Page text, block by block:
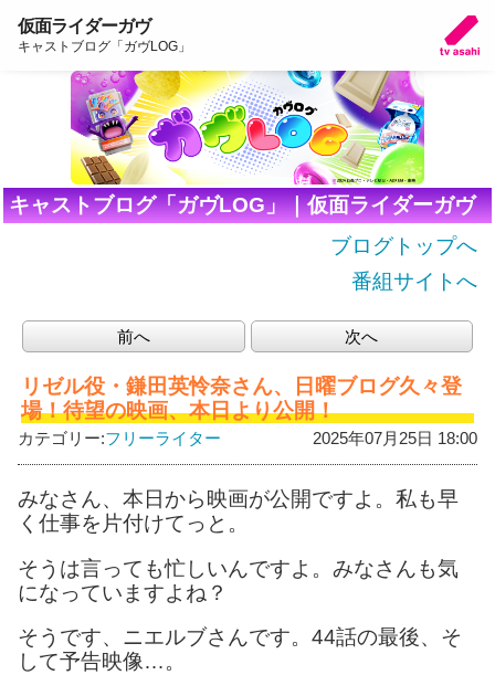
仮面ライダーガヴ
キャストブログ「ガヴLOG」
キャストブログ「ガヴLOG」｜仮面ライダーガヴ
ブログトップへ
番組サイトへ
前へ 次へ
リゼル役・鎌田英怜奈さん、日曜ブログ久々登
場！待望の映画、本日より公開！
カテゴリー:フリーライター 2025年07月25日 18:00
みなさん、本日から映画が公開ですよ。私も早
く仕事を片付けてっと。
そうは言っても忙しいんですよ。みなさんも気
になっていますよね？
そうです、ニエルブさんです。44話の最後、そ
して予告映像…。